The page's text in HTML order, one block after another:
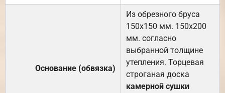
Основание (обвязка)
Из обрезного бруса
150х150 мм. 150х200
мм. согласно
выбранной толщине
утепления. Торцевая
строганая доска
камерной сушки